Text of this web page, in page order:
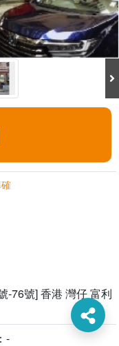
-76號] 香港 灣仔 富利
-